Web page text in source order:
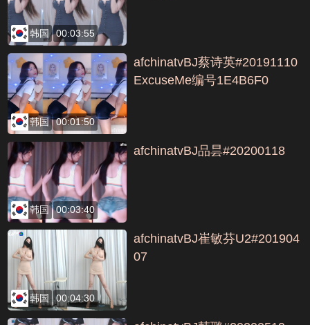
韩国 00:03:55
韩国 00:01:50
afchinatvBJ蔡诗英#20191110
ExcuseMe编号1E4B6F0
韩国 00:03:40
afchinatvBJ品昙#20200118
韩国 00:04:30
afchinatvBJ崔敏芬U2#201904
07